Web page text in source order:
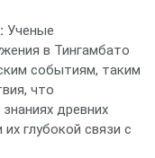
Ученые
в Тингамбато
событиям, таким
что
древних
глубокой связи с